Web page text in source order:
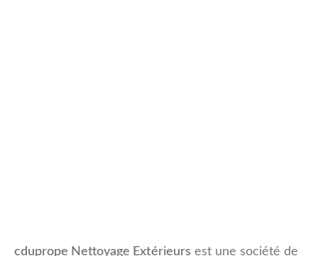
cduprope Nettoyage Extérieurs est une société de